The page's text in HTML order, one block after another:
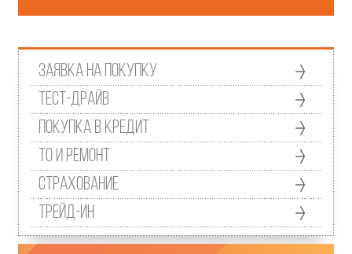
Заявка на покупку
Тест-драйв
Покупка в кредит
ТО и ремонт
Страхование
Трейд-ин